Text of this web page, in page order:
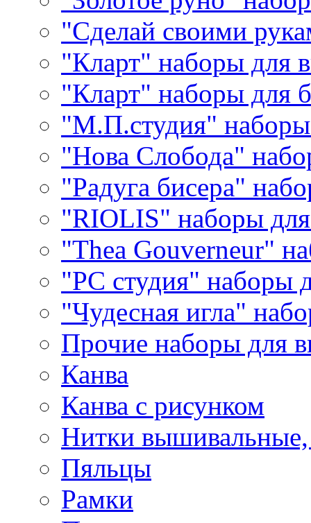
"Сделай своими
"Кларт" наборы для
"Кларт" наборы для
"М.П.студия"
"Нова Слобода"
"Радуга бисера"
"RIOLIS" наборы
"Thea Gouverneur"
"РС студия" наборы
"Чудесная игла"
Прочие наборы для
Канва
Канва с рисунком
Нитки
Пяльцы
Рамки